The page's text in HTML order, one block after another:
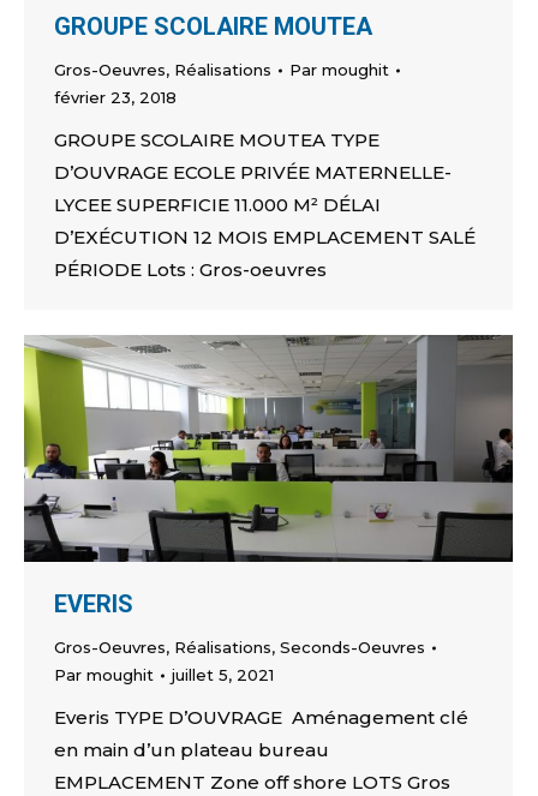
GROUPE SCOLAIRE MOUTEA
Gros-Oeuvres, Réalisations Par moughit
février 23, 2018
GROUPE SCOLAIRE MOUTEA TYPE
D’OUVRAGE ECOLE PRIVÉE MATERNELLE-
LYCEE SUPERFICIE 11.000 M² DÉLAI
D’EXÉCUTION 12 MOIS EMPLACEMENT SALÉ
PÉRIODE Lots : Gros-oeuvres
EVERIS
Gros-Oeuvres, Réalisations, Seconds-Oeuvres
Par moughit juillet 5, 2021
Everis TYPE D’OUVRAGE Aménagement clé
en main d’un plateau bureau
EMPLACEMENT Zone off shore LOTS Gros